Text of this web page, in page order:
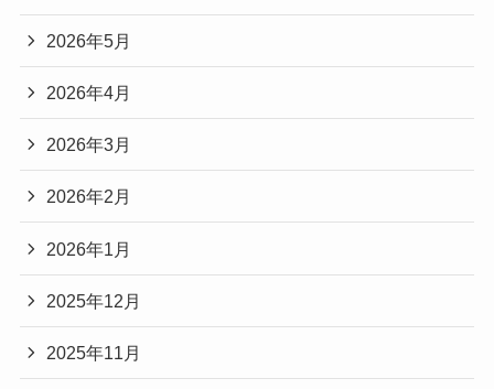
2026年5月
2026年4月
2026年3月
2026年2月
2026年1月
2025年12月
2025年11月